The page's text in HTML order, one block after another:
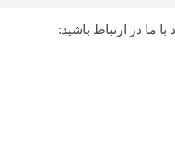
ما در ارتباط باشید: